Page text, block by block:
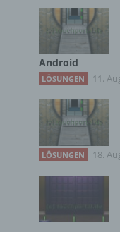
Android
LÖSUNGEN 11.
LÖSUNGEN 18.